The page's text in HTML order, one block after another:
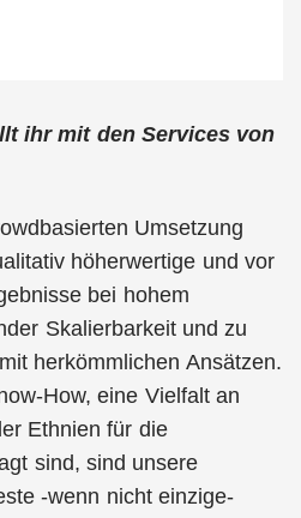
ihr mit den Services von
Umsetzung
höherwertige und vor
bei hohem
Skalierbarkeit und zu
herkömmlichen Ansätzen.
How, eine Vielfalt an
Ethnien für die
sind, sind unsere
-wenn nicht einzige-